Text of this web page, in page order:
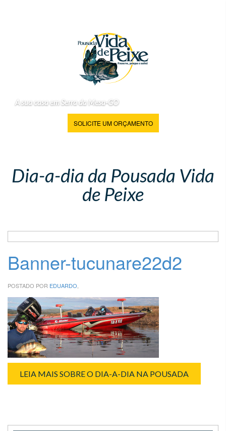
A sua casa em Serra da Mesa-GO
SOLICITE UM ORÇAMENTO
Dia-a-dia da Pousada Vida
de Peixe
Banner-tucunare22d2
POSTADO POR EDUARDO,
LEIA MAIS SOBRE O DIA-A-DIA NA POUSADA